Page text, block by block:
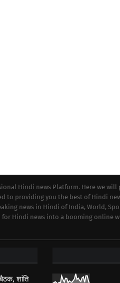
Hindi news Platform. Here we
to providing you the best of Hindi
news in Hindi of India, World,
Hindi news into a booming online
शांति